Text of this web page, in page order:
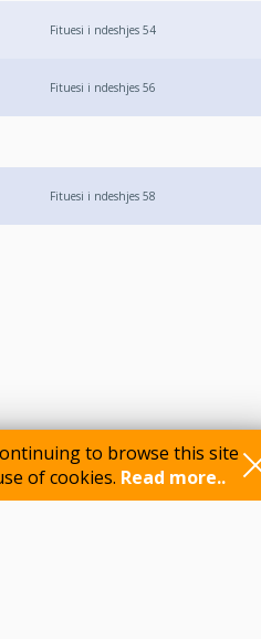
to browse this site
of cookies. Read more..
Fituesi i ndeshjes 54
Fituesi i ndeshjes 56
Fituesi i ndeshjes 58